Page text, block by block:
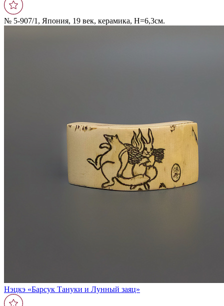
№ 5-907/1, Япония, 19 век, керамика, Н=6,3см.
Нэцкэ «Барсук Тануки и Лунный заяц»